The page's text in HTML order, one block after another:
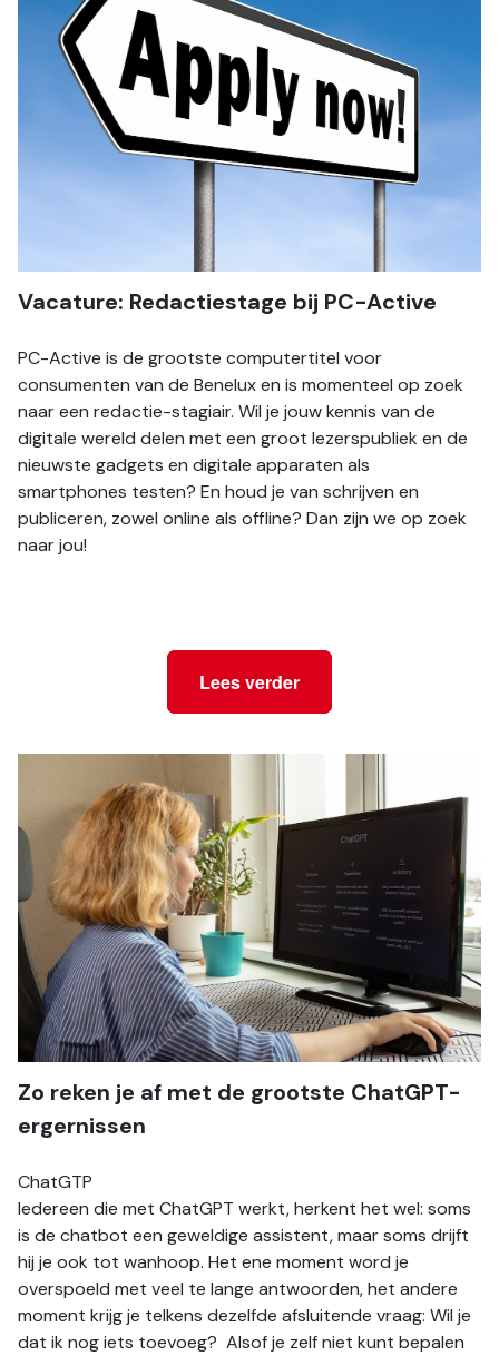
Vacature: Redactiestage bij PC-Active
PC-Active is de grootste computertitel voor
consumenten van de Benelux en is momenteel op zoek
naar een redactie-stagiair. Wil je jouw kennis van de
digitale wereld delen met een groot lezerspubliek en de
nieuwste gadgets en digitale apparaten als
smartphones testen? En houd je van schrijven en
publiceren, zowel online als offline? Dan zijn we op zoek
naar jou!
Lees verder
Zo reken je af met de grootste ChatGPT-
ergernissen
ChatGTP
Iedereen die met ChatGPT werkt, herkent het wel: soms
is de chatbot een geweldige assistent, maar soms drijft
hij je ook tot wanhoop. Het ene moment word je
overspoeld met veel te lange antwoorden, het andere
moment krijg je telkens dezelfde afsluitende vraag: Wil je
dat ik nog iets toevoeg?  Alsof je zelf niet kunt bepalen